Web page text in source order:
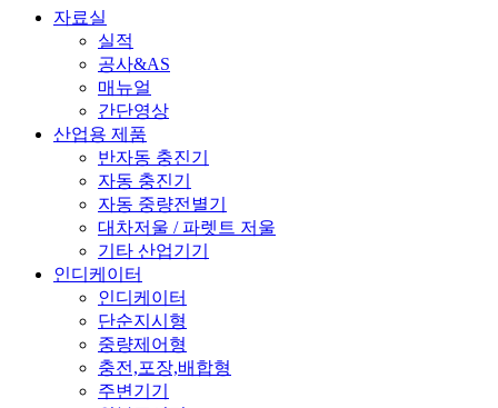
자료실
실적
공사&AS
매뉴얼
간단영상
산업용 제품
반자동 충진기
자동 충진기
자동 중량전별기
대차저울 / 파렛트 저울
기타 산업기기
인디케이터
인디케이터
단순지시형
중량제어형
충전,포장,배합형
주변기기